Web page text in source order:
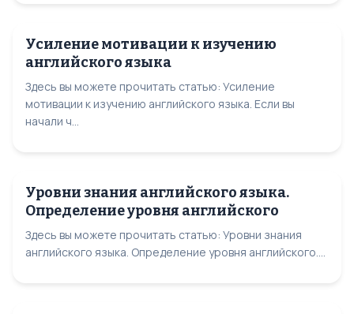
Усиление мотивации к изучению
английского языка
Здесь вы можете прочитать статью: Усиление
мотивации к изучению английского языка. Если вы
начали ч...
Уровни знания английского языка.
Определение уровня английского
Здесь вы можете прочитать статью: Уровни знания
английского языка. Определение уровня английского....